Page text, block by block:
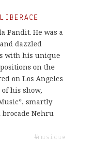
Pandit. He was a
dazzled
with his unique
on the
on Los Angeles
his show,
smartly
Nehru
#musique